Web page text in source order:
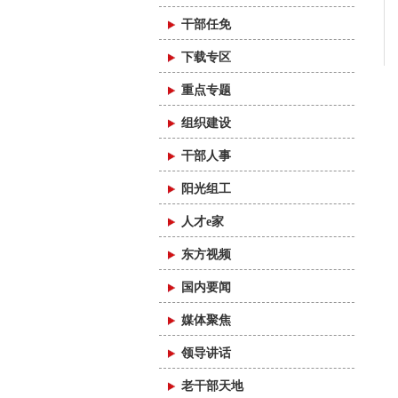
干部任免
下载专区
重点专题
组织建设
干部人事
阳光组工
人才e家
东方视频
国内要闻
媒体聚焦
领导讲话
老干部天地